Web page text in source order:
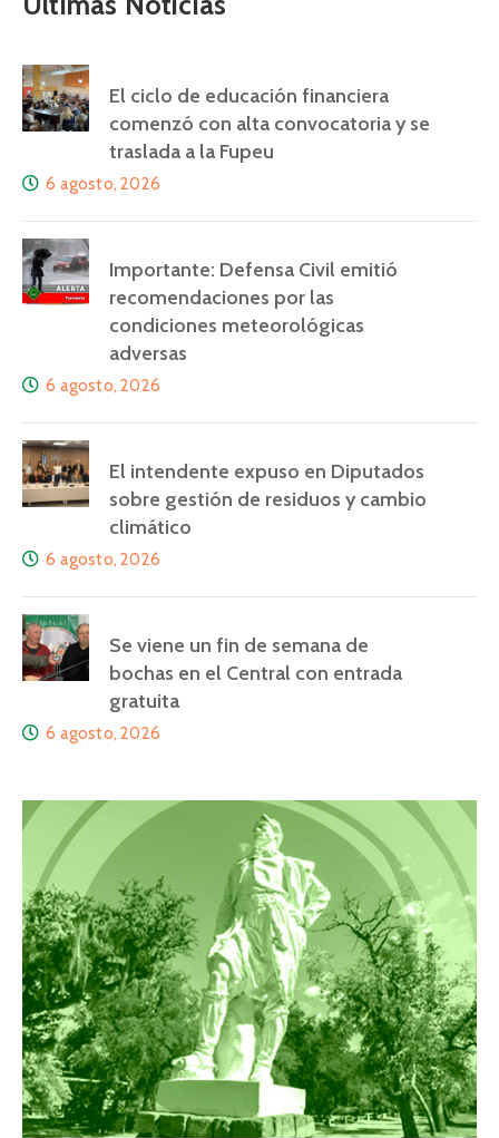
El ciclo de educación financiera
comenzó con alta convocatoria y se
traslada a la Fupeu
6 agosto, 2026
Importante: Defensa Civil emitió
recomendaciones por las
condiciones meteorológicas
adversas
6 agosto, 2026
El intendente expuso en Diputados
sobre gestión de residuos y cambio
climático
6 agosto, 2026
Se viene un fin de semana de
bochas en el Central con entrada
gratuita
6 agosto, 2026